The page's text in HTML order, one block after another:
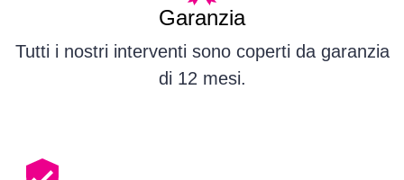
Garanzia
Tutti i nostri interventi sono coperti da garanzia
di 12 mesi.